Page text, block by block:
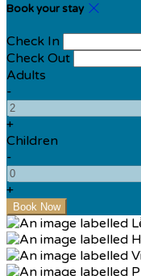
Book your stay
Check In
Check Out
Adults
-
+
Children
-
+